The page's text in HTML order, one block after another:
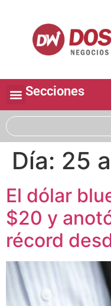
Secciones
Día: 25
El dólar
$20 y
récord